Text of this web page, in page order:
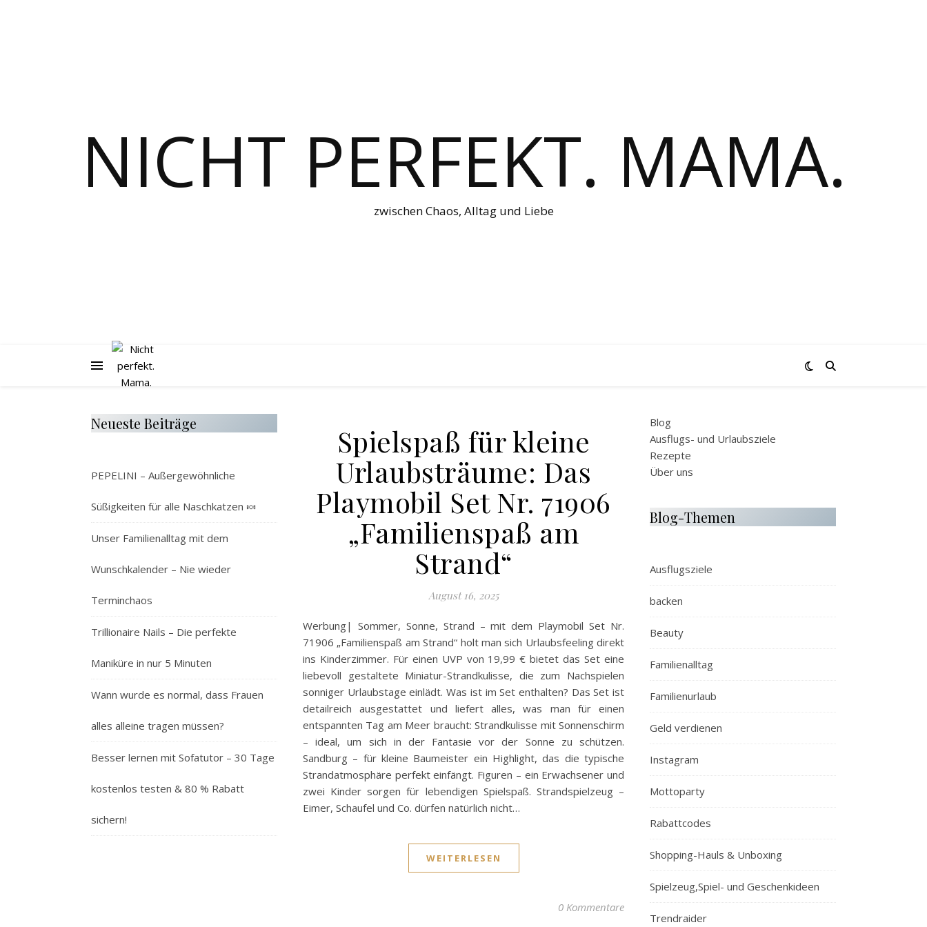
NICHT PERFEKT. MAMA.
zwischen Chaos, Alltag und Liebe
Neueste Beiträge
PEPELINI – Außergewöhnliche
Süßigkeiten für alle Naschkatzen 🍬
Unser Familienalltag mit dem
Wunschkalender – Nie wieder
Terminchaos
Trillionaire Nails – Die perfekte
Maniküre in nur 5 Minuten
Wann wurde es normal, dass Frauen
alles alleine tragen müssen?
Besser lernen mit Sofatutor – 30 Tage
kostenlos testen & 80 % Rabatt
sichern!
Spielspaß für kleine
Urlaubsträume: Das
Playmobil Set Nr. 71906
„Familienspaß am
Strand“
August 16, 2025
Werbung| Sommer, Sonne, Strand – mit dem Playmobil Set Nr.
71906 „Familienspaß am Strand“ holt man sich Urlaubsfeeling direkt
ins Kinderzimmer. Für einen UVP von 19,99 € bietet das Set eine
liebevoll gestaltete Miniatur-Strandkulisse, die zum Nachspielen
sonniger Urlaubstage einlädt. Was ist im Set enthalten? Das Set ist
detailreich ausgestattet und liefert alles, was man für einen
entspannten Tag am Meer braucht: Strandkulisse mit Sonnenschirm
– ideal, um sich in der Fantasie vor der Sonne zu schützen.
Sandburg – für kleine Baumeister ein Highlight, das die typische
Strandatmosphäre perfekt einfängt. Figuren – ein Erwachsener und
zwei Kinder sorgen für lebendigen Spielspaß. Strandspielzeug –
Eimer, Schaufel und Co. dürfen natürlich nicht…
WEITERLESEN
0 Kommentare
Blog
Ausflugs- und Urlaubsziele
Rezepte
Über uns
Blog-Themen
Ausflugsziele
backen
Beauty
Familienalltag
Familienurlaub
Geld verdienen
Instagram
Mottoparty
Rabattcodes
Shopping-Hauls & Unboxing
Spielzeug,Spiel- und Geschenkideen
Trendraider